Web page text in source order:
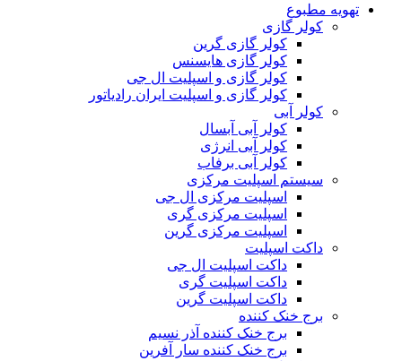
تهویه مطبوع
کولر گازی
کولر گازی گرین
کولر گازی هایسنس
کولر گازی و اسپلیت ال جی
کولر گازی و اسپلیت ایران رادیاتور
کولر آبی
کولر آبی آبسال
کولر آبی انرژی
کولر آبی برفاب
سیستم اسپلیت مرکزی
اسپلیت مرکزی ال جی
اسپلیت مرکزی گری
اسپلیت مرکزی گرین
داکت اسپلیت
داکت اسپلیت ال جی
داکت اسپلیت گری
داکت اسپلیت گرین
برج خنک کننده
برج خنک کننده آذر نسیم
برج خنک کننده سار آفرین